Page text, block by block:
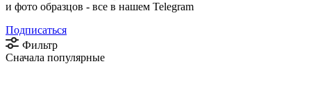
и фото образцов - все в нашем Telegram
Подписаться
Фильтр
Сначала популярные